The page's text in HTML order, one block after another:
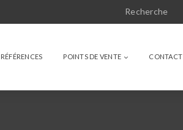
RÉFÉRENCES POINTS DE VENTE CONTACT